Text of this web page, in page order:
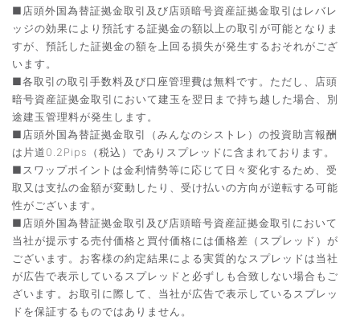
■店頭外国為替証拠金取引及び店頭暗号資産証拠金取引はレバレ
ッジの効果により預託する証拠金の額以上の取引が可能となりま
すが、預託した証拠金の額を上回る損失が発生するおそれがござ
います。
■各取引の取引手数料及び口座管理費は無料です。ただし、店頭
暗号資産証拠金取引において建玉を翌日まで持ち越した場合、別
途建玉管理料が発生します。
■店頭外国為替証拠金取引（みんなのシストレ）の投資助言報酬
は片道0.2Pips（税込）でありスプレッドに含まれております。
■スワップポイントは金利情勢等に応じて日々変化するため、受
取又は支払の金額が変動したり、受け払いの方向が逆転する可能
性がございます。
■店頭外国為替証拠金取引及び店頭暗号資産証拠金取引において
当社が提示する売付価格と買付価格には価格差（スプレッド）が
ございます。お客様の約定結果による実質的なスプレッドは当社
が広告で表示しているスプレッドと必ずしも合致しない場合もご
ざいます。お取引に際して、当社が広告で表示しているスプレッ
ドを保証するものではありません。